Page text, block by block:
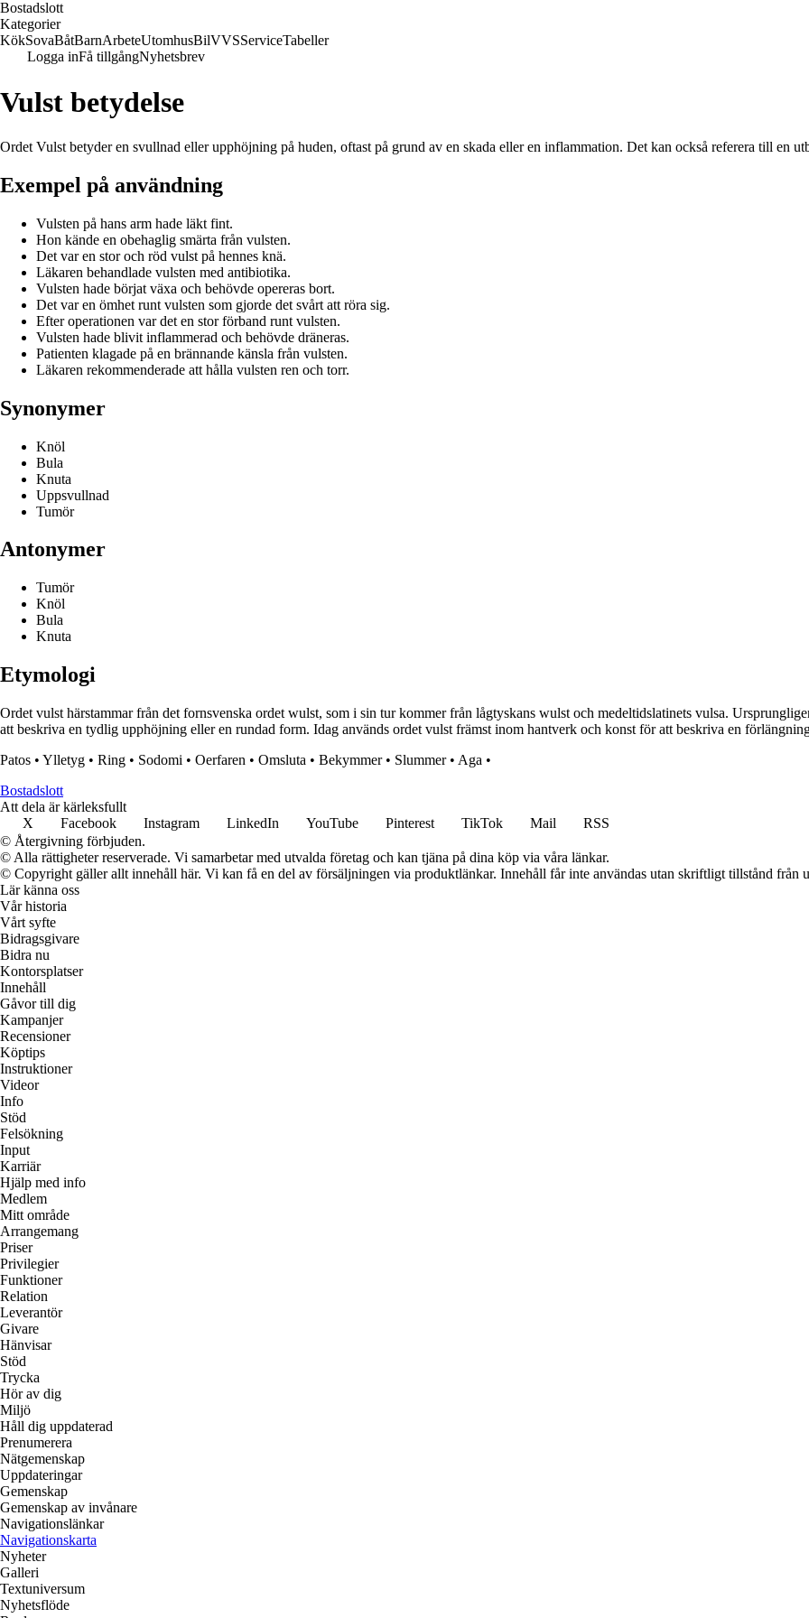
Bostadslott
Kategorier
KökSovaBåtBarnArbeteUtomhusBilVVSServiceTabeller
Logga inFå tillgångNyhetsbrev
Vulst betydelse
Ordet Vulst betyder en svullnad eller upphöjning på huden, oftast på grund av en skada eller en inflammation. Det kan också referera till en
Exempel på användning
Vulsten på hans arm hade läkt fint.
Hon kände en obehaglig smärta från vulsten.
Det var en stor och röd vulst på hennes knä.
Läkaren behandlade vulsten med antibiotika.
Vulsten hade börjat växa och behövde opereras bort.
Det var en ömhet runt vulsten som gjorde det svårt att röra sig.
Efter operationen var det en stor förband runt vulsten.
Vulsten hade blivit inflammerad och behövde dräneras.
Patienten klagade på en brännande känsla från vulsten.
Läkaren rekommenderade att hålla vulsten ren och torr.
Synonymer
Knöl
Bula
Knuta
Uppsvullnad
Tumör
Antonymer
Tumör
Knöl
Bula
Knuta
Etymologi
Ordet vulst härstammar från det fornsvenska ordet wulst, som i sin tur kommer från lågtyskans wulst och medeltidslatinets vulsa.
att beskriva en tydlig upphöjning eller en rundad form. Idag används ordet vulst främst inom hantverk och konst för att beskriva en
Patos • Ylletyg • Ring • Sodomi • Oerfaren • Omsluta • Bekymmer• Slummer• Aga •
Bostadslott
Att dela är kärleksfullt
X
Facebook Instagram LinkedIn YouTube Pinterest TikTok Mail
RSS
© Återgivning förbjuden.
© Alla rättigheter reserverade. Vi samarbetar med utvalda företag och kan tjäna på dina köp via våra länkar.
© Copyright gäller allt innehåll här. Vi kan få en del av försäljningen via produktlänkar. Innehåll får inte användas utan skriftligt tillstånd från
Lär känna oss
Vår historia
Vårt syfte
Bidragsgivare
Bidra nu
Kontorsplatser
Innehåll
Gåvor till dig
Kampanjer
Recensioner
Köptips
Instruktioner
Videor
Info
Stöd
Felsökning
Input
Karriär
Hjälp med info
Medlem
Mitt område
Arrangemang
Priser
Privilegier
Funktioner
Relation
Leverantör
Givare
Hänvisar
Stöd
Trycka
Hör av dig
Miljö
Håll dig uppdaterad
Prenumerera
Nätgemenskap
Uppdateringar
Gemenskap
Gemenskap av invånare
Navigationslänkar
Navigationskarta
Nyheter
Galleri
Textuniversum
Nyhetsflöde